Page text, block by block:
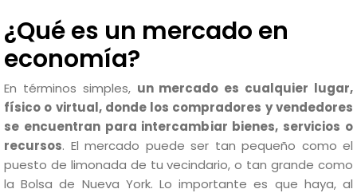
¿Qué es un mercado en
economía?
En términos simples, un mercado es cualquier lugar,
físico o virtual, donde los compradores y vendedores
se encuentran para intercambiar bienes, servicios o
recursos. El mercado puede ser tan pequeño como el
puesto de limonada de tu vecindario, o tan grande como
la Bolsa de Nueva York. Lo importante es que haya, al